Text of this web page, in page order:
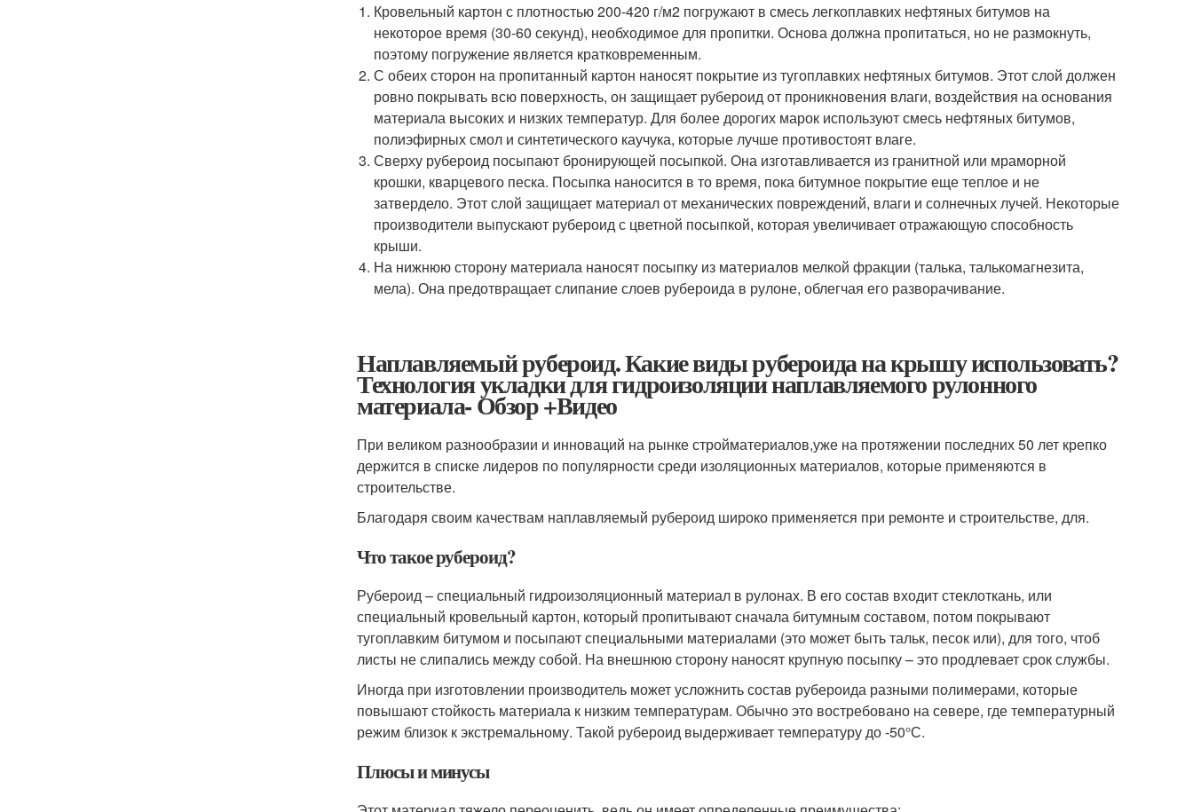
Кровельный картон с плотностью 200-420 г/м2 погружают в смесь легкоплавких нефтяных битумов на
некоторое время (30-60 секунд), необходимое для пропитки. Основа должна пропитаться, но не размокнуть,
поэтому погружение является кратковременным.
С обеих сторон на пропитанный картон наносят покрытие из тугоплавких нефтяных битумов. Этот слой должен
ровно покрывать всю поверхность, он защищает рубероид от проникновения влаги, воздействия на основания
материала высоких и низких температур. Для более дорогих марок используют смесь нефтяных битумов,
полиэфирных смол и синтетического каучука, которые лучше противостоят влаге.
Сверху рубероид посыпают бронирующей посыпкой. Она изготавливается из гранитной или мраморной
крошки, кварцевого песка. Посыпка наносится в то время, пока битумное покрытие еще теплое и не
затвердело. Этот слой защищает материал от механических повреждений, влаги и солнечных лучей. Некоторые
производители выпускают рубероид с цветной посыпкой, которая увеличивает отражающую способность
крыши.
На нижнюю сторону материала наносят посыпку из материалов мелкой фракции (талька, талькомагнезита,
мела). Она предотвращает слипание слоев рубероида в рулоне, облегчая его разворачивание.
Наплавляемый рубероид. Какие виды рубероида на крышу использовать?
Технология укладки для гидроизоляции наплавляемого рулонного
материала- Обзор +Видео
При великом разнообразии и инноваций на рынке стройматериалов,уже на протяжении последних 50 лет крепко
держится в списке лидеров по популярности среди изоляционных материалов, которые применяются в
строительстве.
Благодаря своим качествам наплавляемый рубероид широко применяется при ремонте и строительстве, для.
Что такое рубероид?
Рубероид – специальный гидроизоляционный материал в рулонах. В его состав входит стеклоткань, или
специальный кровельный картон, который пропитывают сначала битумным составом, потом покрывают
тугоплавким битумом и посыпают специальными материалами (это может быть тальк, песок или), для того, чтоб
листы не слипались между собой. На внешнюю сторону наносят крупную посыпку – это продлевает срок службы.
Иногда при изготовлении производитель может усложнить состав рубероида разными полимерами, которые
повышают стойкость материала к низким температурам. Обычно это востребовано на севере, где температурный
режим близок к экстремальному. Такой рубероид выдерживает температуру до -50°С.
Плюсы и минусы